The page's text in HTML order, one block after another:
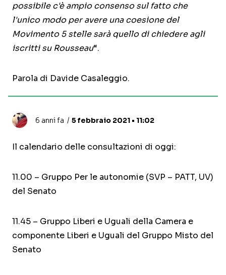
possibile c'è ampio consenso sul fatto che
l'unico modo per avere una coesione del
Movimento 5 stelle sarà quello di chiedere agli
iscritti su Rousseau“.
Parola di Davide Casaleggio.
6 anni fa 5 febbraio 2021 • 11:02
Il calendario delle consultazioni di oggi:
11.00 – Gruppo Per le autonomie (SVP – PATT, UV)
del Senato
11.45 – Gruppo Liberi e Uguali della Camera e
componente Liberi e Uguali del Gruppo Misto del
Senato